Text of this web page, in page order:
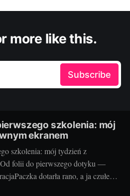
more like this.
Subscribe
szkolenia: mój
ekranem
szkolenia: mój tydzień z
folii do pierwszego dotyku —
dotarła rano, a ja czułem
Duży karton, solidne